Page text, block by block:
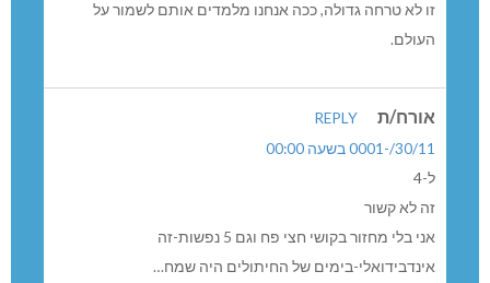
זו לא טרחה גדולה, ככה אנחנו מלמדים אותם לשמור על
העולם.
אורח/ת
REPLY
30/11/-0001 בשעה 00:00
ל-4
זה לא קשור
אני בלי מחזור בקושי חצי פח וגם 5 נפשות-זה
אינדבידואלי-בימים של החיתולים היה שמח…